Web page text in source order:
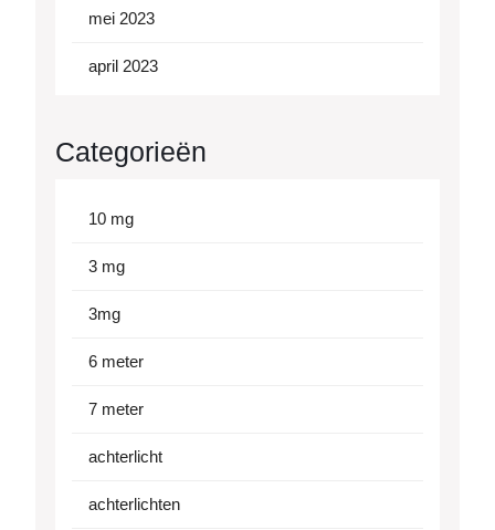
mei 2023
april 2023
Categorieën
10 mg
3 mg
3mg
6 meter
7 meter
achterlicht
achterlichten